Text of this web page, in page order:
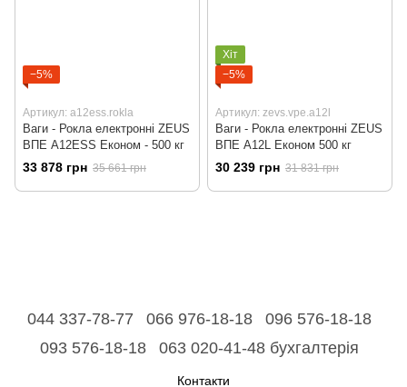
−5%
Артикул: a12ess.rokla
Ваги - Рокла електронні ZEUS
ВПЕ A12ESS Економ - 500 кг
33 878 грн 35 661 грн
Хіт
−5%
Артикул: zevs.vpe.a12l
Ваги - Рокла електронні ZEUS
ВПЕ A12L Економ 500 кг
30 239 грн 31 831 грн
044 337-78-77 066 976-18-18
096 576-18-18
093 576-18-18
063 020-41-48 бухгалтерія
Контакти